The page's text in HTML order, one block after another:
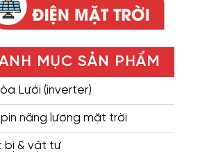
MỤC SẢN PHẨM
Lưới (inverter)
năng lượng mặt trời
bị & vật tư